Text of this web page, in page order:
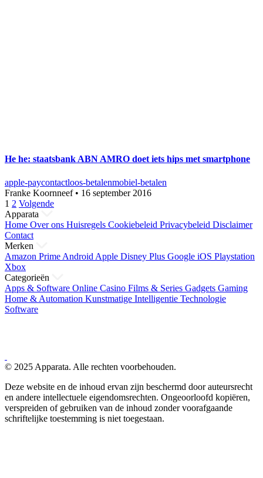
He he: staatsbank ABN AMRO doet iets hips met smartphone
apple-paycontactloos-betalenmobiel-betalen
Franke Koornneef• 16 september 2016
Berichten
paginering
1 2 Volgende
Apparata
Home Over ons Huisregels Cookiebeleid Privacybeleid Disclaimer
Contact
Merken
Amazon Prime Android Apple Disney Plus Google iOS Playstation
Xbox
Categorieën
Apps & Software Online Casino Films & Series Gadgets Gaming
Home & Automation Kunstmatige Intelligentie Technologie
Software
© 2025 Apparata. Alle rechten voorbehouden.
Deze website en de inhoud ervan zijn beschermd door auteursrecht
en andere intellectuele eigendomsrechten. Ongeoorloofd kopiëren,
verspreiden of gebruiken van de inhoud zonder voorafgaande
schriftelijke toestemming is niet toegestaan.